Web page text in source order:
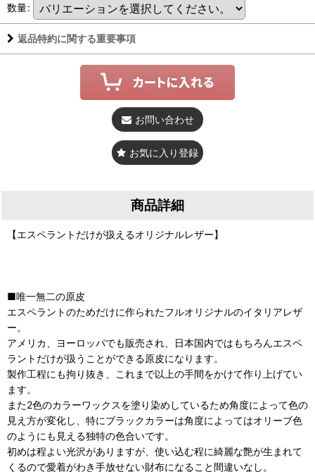
数量:
返品特約に関する重要事項
お問い合わせ
お気に入り登録
商品詳細
【エスペラントだけが扱えるオリジナルレザー】
■唯一無二の原皮
エスペラントのためだけに作られたフルオリジナルのイタリアレザ
ー。
アメリカ、ヨーロッパでも販売され、日本国内ではもちろんエスペ
ラントだけが扱うことができる原皮になります。
製作工程にも拘り抜き、これまで以上の手間をかけて作り上げてい
ます。
また2色のカラーワックスを塗り染めしているため角度によって色の
見え方が変化し、特にブラックカラーは角度によってはオリーブ色
のようにも見える独特の色合いです。
初めは程よい光沢がありますが、使い込む程に綺麗な艶が生まれて
くるので愛着がわき手放せない財布になること間違いなし。